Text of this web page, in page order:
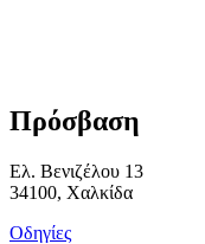
Πρόσβαση
Ελ. Βενιζέλου 13
34100, Χαλκίδα
Οδηγίες